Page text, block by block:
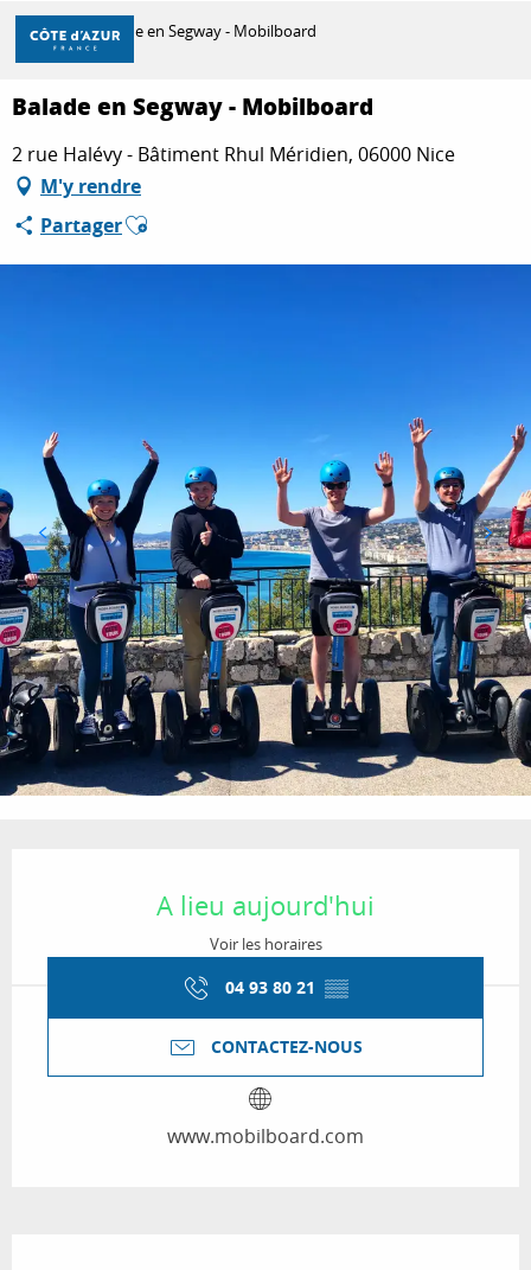
Aller
contenu
principal
DÉCOUVRIR
À FAIRE
Accueil Balade en Segway - Mobilboard
Balade en Segway - Mobilboard
2 rue Halévy - Bâtiment Rhul Méridien, 06000 Nice
M'y rendre
PartagerAjouter aux favoris
A lieu aujourd'hui
Voir les horaires
04 93 80 21 ▒▒
CONTACTEZ-NOUS
www.mobilboard.com